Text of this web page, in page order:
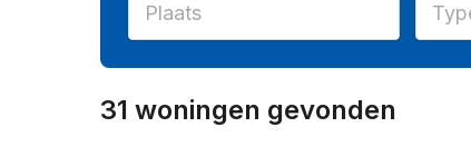
31 woningen gevonden